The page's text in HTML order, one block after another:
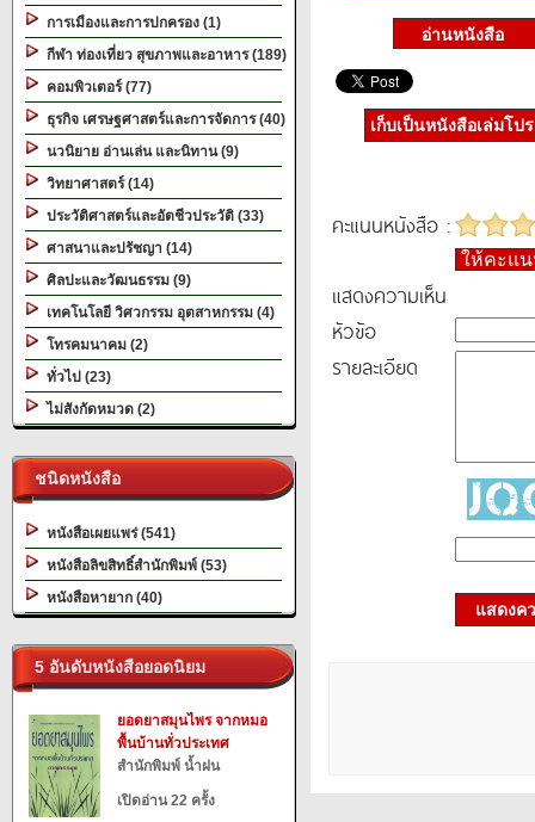
การเมืองและการปกครอง (1)
กีฬา ท่องเที่ยว สุขภาพและอาหาร (189)
คอมพิวเตอร์ (77)
ธุรกิจ เศรษฐศาสตร์และการจัดการ (40)
นวนิยาย อ่านเล่น และนิทาน (9)
วิทยาศาสตร์ (14)
ประวัติศาสตร์และอัตชีวประวัติ (33)
ศาสนาและปรัชญา (14)
ศิลปะและวัฒนธรรม (9)
เทคโนโลยี วิศวกรรม อุตสาหกรรม (4)
โทรคมนาคม (2)
ทั่วไป (23)
ไม่สังกัดหมวด (2)
ชนิดหนังสือ
หนังสือเผยแพร่ (541)
หนังสือลิขสิทธิ์สำนักพิมพ์ (53)
หนังสือหายาก (40)
5 อันดับหนังสือยอดนิยม
ยอดยาสมุนไพร จากหมอ
พื้นบ้านทั่วประเทศ
สำนักพิมพ์ น้ำฝน
เปิดอ่าน 22 ครั้ง
เก็บเป็นหนังสือเล่มโป
คะแนนหนังสือ :
ให้คะแ
แสดงความเห็น
หัวข้อ
รายละเอียด
แสดงค